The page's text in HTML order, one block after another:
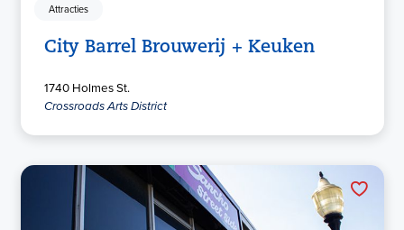
Attracties
City Barrel Brouwerij + Keuken
1740 Holmes St.
Crossroads Arts District